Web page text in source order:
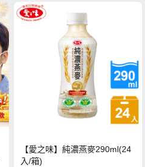
【愛之味】純濃燕麥290ml(24
入/箱)